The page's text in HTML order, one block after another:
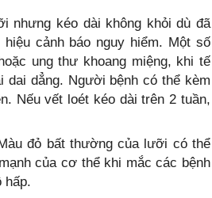
nhưng kéo dài không khỏi dù đã
cảnh báo nguy hiểm. Một số
ung thư khoang miệng, khi tế
dai dẳng. Người bệnh có thể kèm
Nếu vết loét kéo dài trên 2 tuần,
đỏ bất thường của lưỡi có thể
của cơ thể khi mắc các bệnh
hấp.